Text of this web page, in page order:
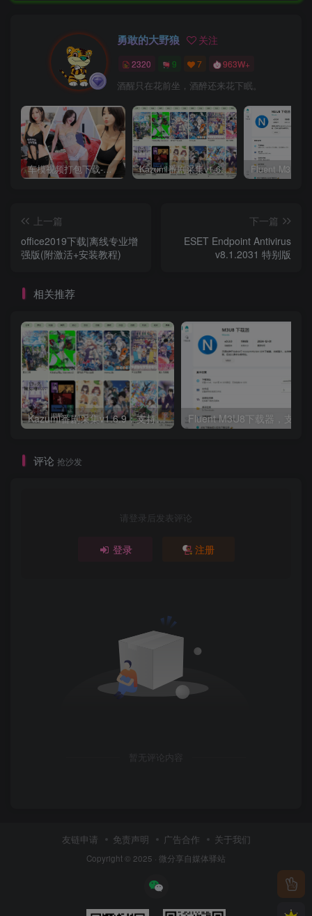
勇敢的大野狼 关注
2320 9 7 963W+
酒醒只在花前坐，酒醉还来花下眠。
车模视频打包下载-高清无水印版 Kazumi番剧采集v1.6.9：支持自定义规则+在线观看+弹幕，跨平台下载
上一篇
office2019下载|离线专业增
强版(附激活+安装教程)
下一篇
ESET Endpoint Antivirus
v8.1.2031 特别版
相关推荐
Kazumi番剧采集v1.6.9：支持自定义规则+在线观看+弹幕，跨平台下载 Fluent M3U8下载器，支持
评论 抢沙发
请登录后发表评论
登录 注册
暂无评论内容
友链申请 免责声明 广告合作 关于我们
Copyright © 2025 · 微分享自媒体驿站